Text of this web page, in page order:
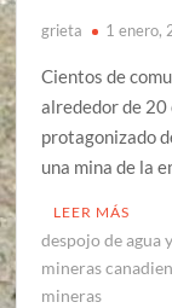
grieta 1 enero,
Cientos de
alrededor de 20
protagonizado
una mina de la
LEER MÁS
despojo de agua
mineras
mineras